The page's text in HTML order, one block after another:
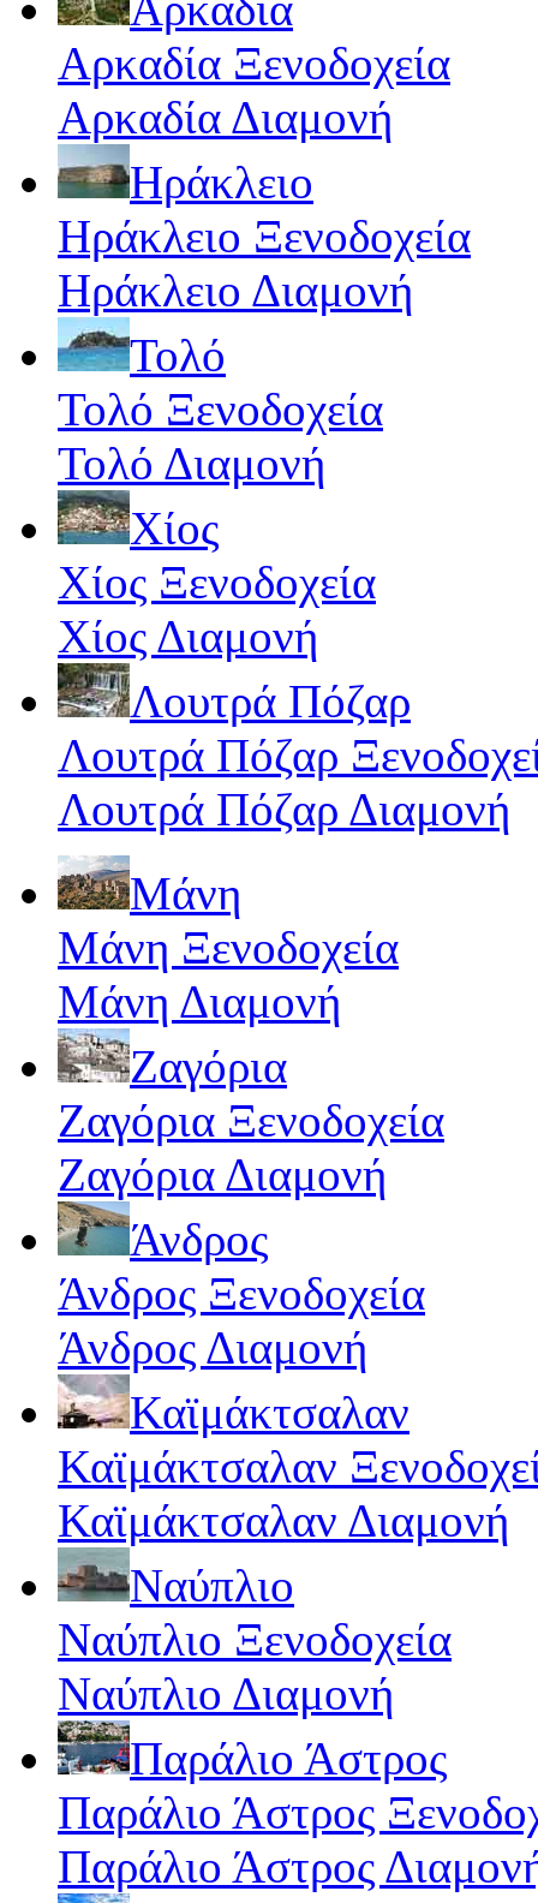
Αρκαδία Ξενοδοχεία
Αρκαδία Διαμονή
Ηράκλειο
Ηράκλειο Ξενοδοχεία
Ηράκλειο Διαμονή
Τολό
Τολό Ξενοδοχεία
Τολό Διαμονή
Χίος
Χίος Ξενοδοχεία
Χίος Διαμονή
Λουτρά Πόζαρ
Λουτρά Πόζαρ
Λουτρά Πόζαρ Διαμονή
Μάνη
Μάνη Ξενοδοχεία
Μάνη Διαμονή
Ζαγόρια
Ζαγόρια Ξενοδοχεία
Ζαγόρια Διαμονή
Άνδρος
Άνδρος Ξενοδοχεία
Άνδρος Διαμονή
Καϊμάκτσαλαν
Καϊμάκτσαλαν
Καϊμάκτσαλαν Διαμονή
Ναύπλιο
Ναύπλιο Ξενοδοχεία
Ναύπλιο Διαμονή
Παράλιο Άστρος
Παράλιο Άστρος
Παράλιο Άστρος